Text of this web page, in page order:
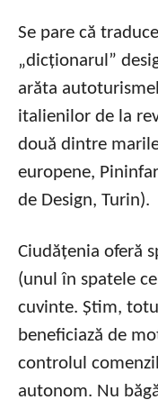
Se pare că
„dicționarul”
arăta
italienilor de la
două dintre
europene,
de Design, Turin).
Ciudățenia oferă
(unul în spatele
cuvinte. Știm,
beneficiază de
controlul
autonom. Nu